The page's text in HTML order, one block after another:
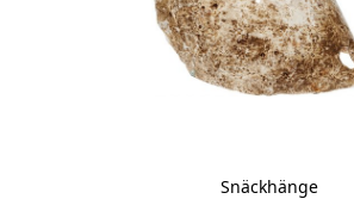
Snäckhänge